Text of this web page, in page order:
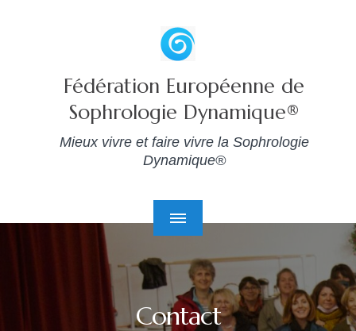
Fédération Européenne de
Sophrologie Dynamique®
Mieux vivre et faire vivre la Sophrologie
Dynamique®
Contact